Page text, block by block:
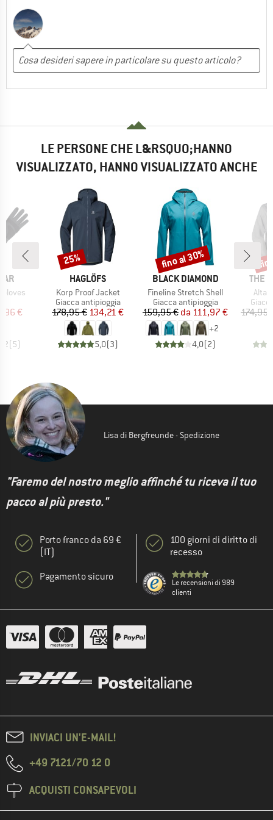
LE PERSONE CHE L&RSQUO;HANNO
VISUALIZZATO, HANNO VISUALIZZATO ANCHE
Gloves
ridotto
€
(5)
MARCHIO
HAGLÖFS
Articolo
Korp Proof Jacket
Gruppo di prodotti
Giacca antipioggia
Prezzo
178,95 €Prezzo ridotto
134,21 €
5,0(3)
Sconto
25%
MARCHIO
BLACK DIAMOND
Articolo
Fineline Stretch Shell
Gruppo di prodotti
Giacca antipioggia
Prezzo
159,95 € Prezzo ridotto
da 111,97 €
+2
4,0(2)
Sconto
fino al 30%
THE
Alta
174,95
Lisa di Bergfreunde - Spedizione
"Faremo del nostro meglio affinché tu riceva il tuo
pacco al più presto."
Porto franco da 69 €
(IT)
Pagamento sicuro
100 giorni di diritto di
recesso
Le recensioni di 989
clienti
INVIACI UN'E-MAIL!
+49 7121/70 12 0
ACQUISTI CONSAPEVOLI